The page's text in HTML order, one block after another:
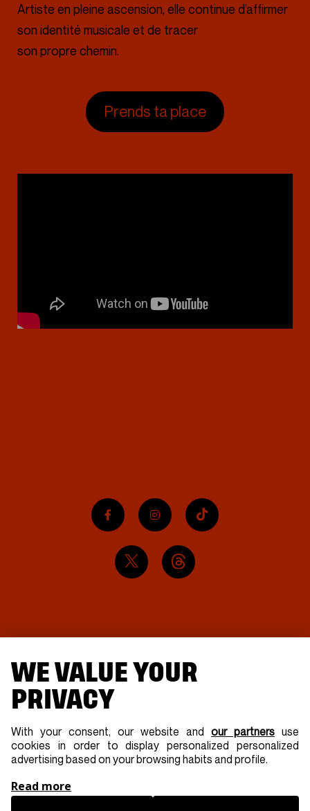
Artiste en pleine ascension, elle continue d’affirmer
son identité musicale et de tracer
son propre chemin.
Prends ta place
WE VALUE YOUR
PRIVACY
With your consent, our website and our partners use
cookies in order to display personalized personalized
advertising based on your browsing habits and profile.
Read more